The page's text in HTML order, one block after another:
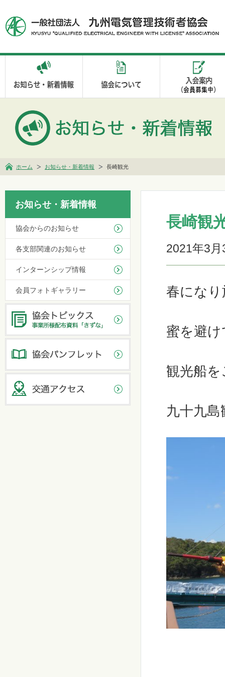
ホーム お知らせ・新着情報 長崎観光
長崎観
2021年3月
春にな
蜜を避
観光船
九十九
お知らせ・新着情報
協会からのお知らせ
各支部関連のお知らせ
インターンシップ情報
会員フォトギャラリー